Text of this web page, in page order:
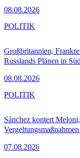
08.08.2026
Großbritannien,
Russlands Plänen in
08.08.2026
POLITIK
Sánchez kontert
07.08.2026
POLITIK